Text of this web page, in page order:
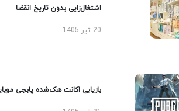
اشتغال‌زایی بدون تاریخ انقضا
20 تیر 1405
بازیابی اکانت هک‌شده پابجی موبایل